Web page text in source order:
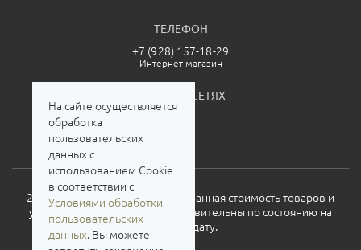
ТЕЛЕФОН
+7 (928) 157-18-29
Интернет-магазин
МЫ В СОЦСЕТЯХ
2026. Все права защищены. Указанная стоимость товаров и
условия их приобретения действительны по состоянию на
текущую дату.
На сайте осуществляется
обработка
пользовательских
данных с
использованием Cookie
в соответствии с
Условиями обработки
пользовательских
данных. Вы можете